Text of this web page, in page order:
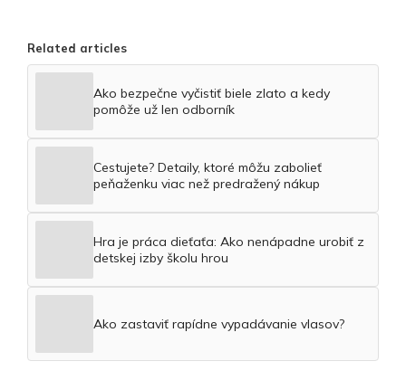
Related articles
Ako bezpečne vyčistiť biele zlato a kedy
pomôže už len odborník
Cestujete? Detaily, ktoré môžu zabolieť
peňaženku viac než predražený nákup
Hra je práca dieťaťa: Ako nenápadne urobiť z
detskej izby školu hrou
Ako zastaviť rapídne vypadávanie vlasov?